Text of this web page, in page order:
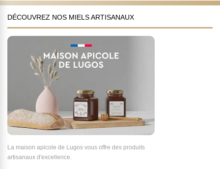
DÉCOUVREZ NOS MIELS ARTISANAUX
La maison apicole de Lugos vous offre des produits
artisanaux d'excellence.